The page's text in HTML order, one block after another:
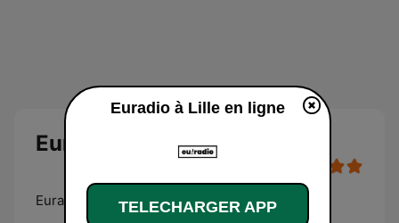
Euradio à Lille
Euradio : animons l'Europe !
Euradio à Lille en ligne
TELECHARGER APP